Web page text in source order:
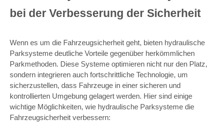
bei der Verbesserung der Sicherheit
Wenn es um die Fahrzeugsicherheit geht, bieten hydraulische
Parksysteme deutliche Vorteile gegenüber herkömmlichen
Parkmethoden. Diese Systeme optimieren nicht nur den Platz,
sondern integrieren auch fortschrittliche Technologie, um
sicherzustellen, dass Fahrzeuge in einer sicheren und
kontrollierten Umgebung gelagert werden. Hier sind einige
wichtige Möglichkeiten, wie hydraulische Parksysteme die
Fahrzeugsicherheit verbessern: